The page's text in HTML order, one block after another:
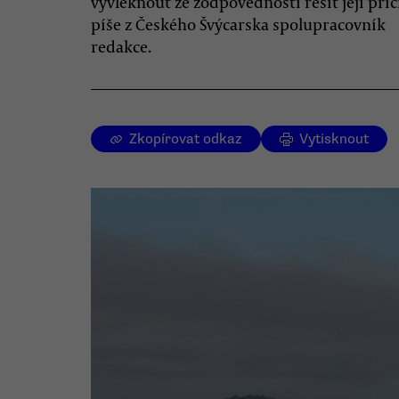
píše z Českého Švýcarska spolupracovník
redakce.
Zkopírovat odkaz Vytisknout